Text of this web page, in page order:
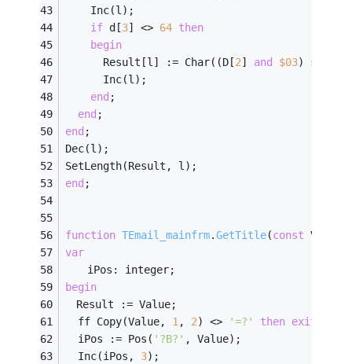
    Inc(l);
if d[3] <> 64 then
begin
      Result[l] := Char((D[
2] and $03) shl
      Inc(l);
end ;
end ;
end ;
Dec(l);
SetLength(Result, l);
end ;
function TEmail_mainfrm.GetTitle(const
var
iPos: integer;
begin
Result := Value;
  ff Copy(Value,
1 , 2) <> '=?' then exit
  iPos := Pos(
'?B?' , Value);
  Inc(iPos,
3);